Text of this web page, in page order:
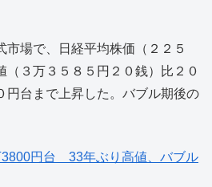
市場で、日経平均株価（２２５
（３万３５８５円２０銭）比２０
円台まで上昇した。バブル期後の
3800円台 33年ぶり高値、バブル